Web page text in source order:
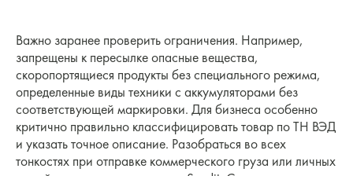
Важно заранее проверить ограничения. Например,
запрещены к пересылке опасные вещества,
скоропортящиеся продукты без специального режима,
определенные виды техники с аккумуляторами без
соответствующей маркировки. Для бизнеса особенно
критично правильно классифицировать товар по ТН ВЭД
и указать точное описание. Разобраться во всех
тонкостях при отправке коммерческого груза или личных